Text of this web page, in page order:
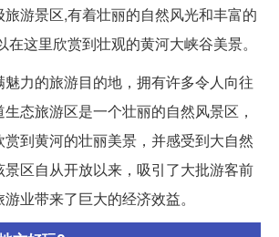
游景区,有着壮丽的自然风光和丰富的
这里欣赏到壮观的黄河大峡谷美景。
力的旅游目的地，拥有许多令人向往
态旅游区是一个壮丽的自然风景区，
到黄河的壮丽美景，并感受到大自然
区自从开放以来，吸引了大批游客前
业带来了巨大的经济效益。